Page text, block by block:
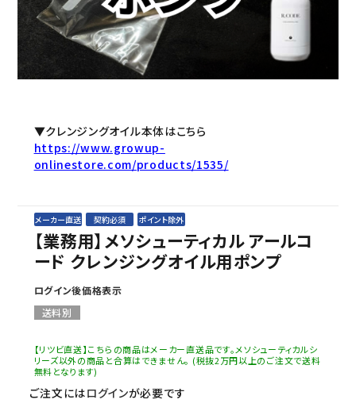
ご利用ガイド
プライバシーポリシー
お問い合わせ
▼クレンジングオイル本体はこちら
https://www.growup-
onlinestore.com/products/1535/
メーカー直送 契約必須 ポイント除外
【業務用】メソシューティカル アールコ
ード クレンジングオイル用ポンプ
ログイン後価格表示
送料別
【リツビ直送】こちらの商品はメーカー直送品です。メソシューティカルシ
リーズ以外の商品と合算はできません。 (税抜2万円以上のご注文で送料
無料となります)
ご注文にはログインが必要です